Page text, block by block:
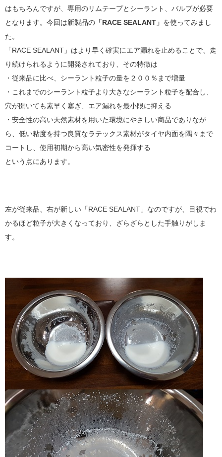
はもちろんですが、専用のリムテープとシーラント、バルブが必要
となります。今回は新製品の 「RACE SEALANT」 を使ってみまし
た。
「RACE SEALANT」はより早く確実にエア漏れを止めることで、走
り続けられるように開発されており、その特徴は
・従来品に比べ、シーラント粒子の量を２００％まで増量
・これまでのシーラント粒子より大きなシーラント粒子を配合し、
穴が開いても素早く塞ぎ、エア漏れを最小限に抑える
・安全性の高い天然素材を用いた環境にやさしい商品でありなが
ら、低い粘度を持つ良質なラテックス素材がタイヤ内面を隅々まで
コートし、使用初期から高い気密性を発揮する
という点にあります。
左が従来品、右が新しい「RACE SEALANT」なのですが、目視でわ
かるほど粒子が大きくなっており、ざらざらとした手触りがしま
す。